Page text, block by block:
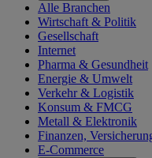
Alle Branchen
Wirtschaft & Politik
Gesellschaft
Internet
Pharma & Gesundheit
Energie & Umwelt
Verkehr & Logistik
Konsum & FMCG
Metall & Elektronik
Finanzen,
E-Commerce